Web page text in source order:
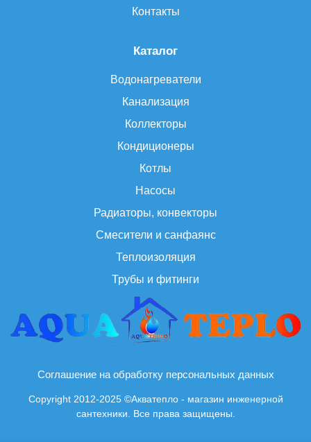
Каталог
Водонагреватели
Канализация
Коллекторы
Кондиционеры
Котлы
Насосы
Радиаторы, конвекторы
Смесители и санфаянс
Теплоизоляция
Трубы и фитинги
Контакты
Соглашение на обработку персональных данных
Copyright 2012-2025 ©Акватепло - магазин инженерной
сантехники. Все права защищены.